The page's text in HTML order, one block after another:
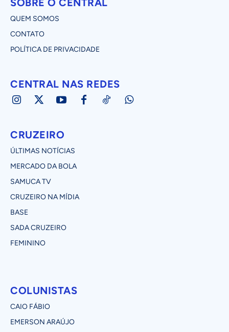
QUEM SOMOS
CONTATO
POLÍTICA DE PRIVACIDADE
CENTRAL NAS REDES
CRUZEIRO
ÚLTIMAS NOTÍCIAS
MERCADO DA BOLA
SAMUCA TV
CRUZEIRO NA MÍDIA
BASE
SADA CRUZEIRO
FEMININO
COLUNISTAS
CAIO FÁBIO
EMERSON ARAÚJO